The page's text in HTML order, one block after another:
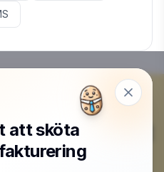
att sköta
nu börjar det